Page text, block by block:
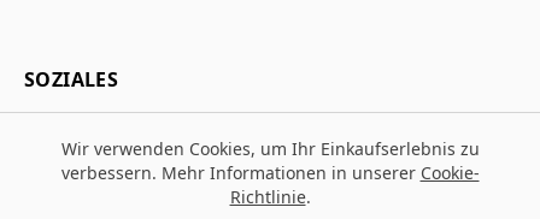
SOZIALES
Wir verwenden Cookies, um Ihr Einkaufserlebnis zu
verbessern. Mehr Informationen in unserer Cookie-
Richtlinie.